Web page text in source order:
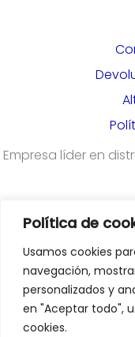
Política de
Usamos cookies
navegación,
personalizados y
en "Aceptar todo",
cookies.
Empresa líder en
¿Quieres darte